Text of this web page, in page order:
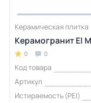
Керамическая плитка
Керамогранит El
0 0
Код товара
Артикул
Истираемость (PEI)